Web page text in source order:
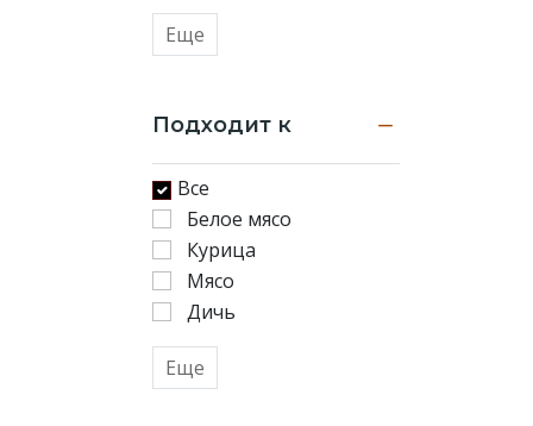
Еще
Подходит к
Все
Белое мясо
Курица
Мясо
Дичь
Еще